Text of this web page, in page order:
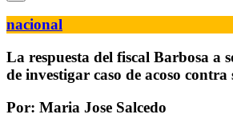
nacional
La respuesta del fiscal Barbosa a
de investigar caso de acoso contra
Por: Maria Jose Salcedo